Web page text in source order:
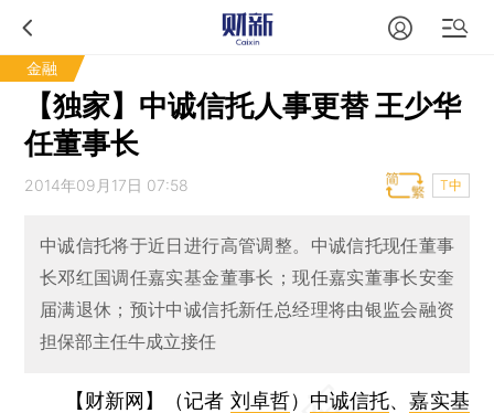
金融
【独家】中诚信托人事更替 王少华
任董事长
2014年09月17日 07:58 T中
中诚信托将于近日进行高管调整。中诚信托现任董事
长邓红国调任嘉实基金董事长；现任嘉实董事长安奎
届满退休；预计中诚信托新任总经理将由银监会融资
担保部主任牛成立接任
【财新网】（记者 刘卓哲） 中诚信托、嘉实基